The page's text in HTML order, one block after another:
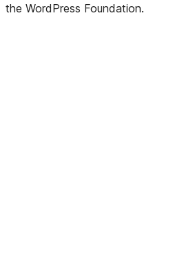
the WordPress Foundation.